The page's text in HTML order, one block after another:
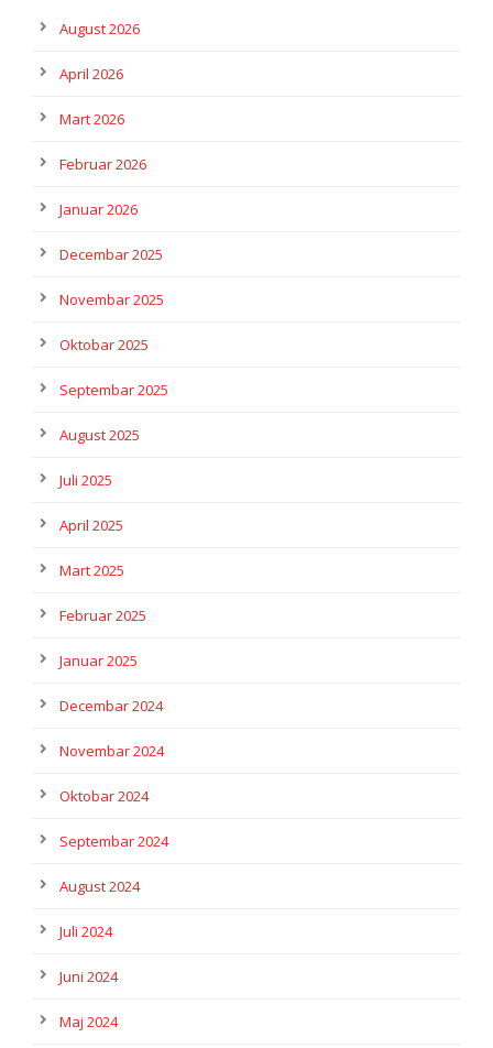
August 2026
April 2026
Mart 2026
Februar 2026
Januar 2026
Decembar 2025
Novembar 2025
Oktobar 2025
Septembar 2025
August 2025
Juli 2025
April 2025
Mart 2025
Februar 2025
Januar 2025
Decembar 2024
Novembar 2024
Oktobar 2024
Septembar 2024
August 2024
Juli 2024
Juni 2024
Maj 2024